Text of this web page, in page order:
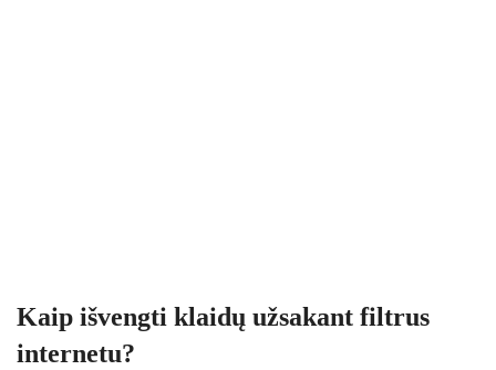
Kaip išvengti klaidų užsakant filtrus
internetu?